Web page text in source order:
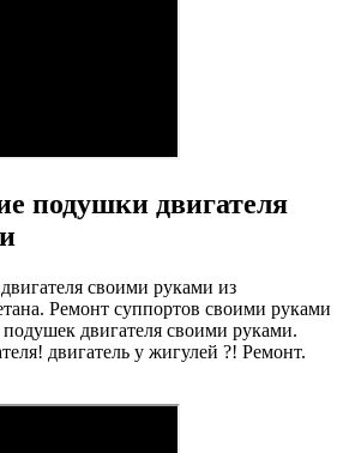
подушки двигателя
своими руками из
Ремонт суппортов своими руками
двигателя своими руками.
двигатель у жигулей ?! Ремонт.